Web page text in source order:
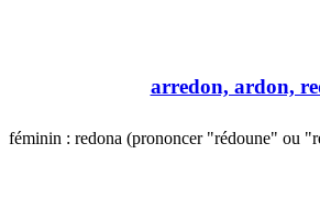
arredon, ardon,
féminin : redona (prononcer "rédoune" ou